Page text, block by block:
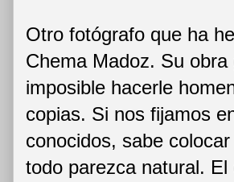
Otro fotógrafo que ha
Chema Madoz. Su
imposible hacerle
copias. Si nos fijamos
conocidos, sabe
todo parezca natural.